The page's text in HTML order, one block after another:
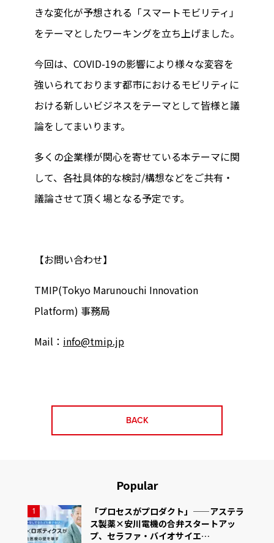
きな変化が予想される「スマートモビリティ」
をテーマとしたワーキングを立ち上げました。
今回は、COVID-19の影響により様々な変容を
強いられております都市におけるモビリティに
おける新しいビジネスをテーマとして皆様と議
論をしてまいります。
多くの企業様が関心を寄せている本テーマに関
して、各社具体的な検討/構想などをご共有・
議論させて頂く場となる予定です。
【お問い合わせ】
TMIP(Tokyo Marunouchi Innovation
Platform) 事務局
Mail： info@tmip.jp
BACK
Popular
1
「プロセスがプロダクト」——アステラ
ス製薬×安川電機の合弁スタートアッ
プ、セラファ・バイオサイエ…